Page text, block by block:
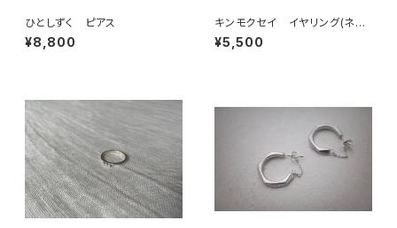
ひとしずく ピアス
¥8,800
キンモクセイ イヤリング(ネジ
式)
¥5,500